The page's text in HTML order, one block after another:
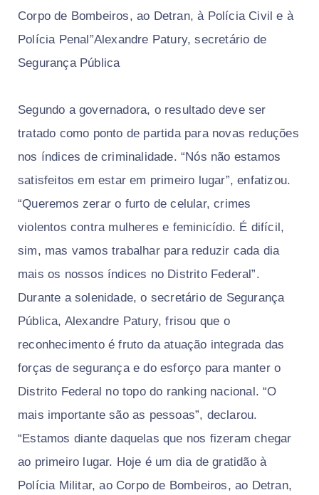
Corpo de Bombeiros, ao Detran, à Polícia Civil e à
Polícia Penal”Alexandre Patury, secretário de
Segurança Pública
Segundo a governadora, o resultado deve ser
tratado como ponto de partida para novas reduções
nos índices de criminalidade. “Nós não estamos
satisfeitos em estar em primeiro lugar”, enfatizou.
“Queremos zerar o furto de celular, crimes
violentos contra mulheres e feminicídio. É difícil,
sim, mas vamos trabalhar para reduzir cada dia
mais os nossos índices no Distrito Federal”.
Durante a solenidade, o secretário de Segurança
Pública, Alexandre Patury, frisou que o
reconhecimento é fruto da atuação integrada das
forças de segurança e do esforço para manter o
Distrito Federal no topo do ranking nacional. “O
mais importante são as pessoas”, declarou.
“Estamos diante daquelas que nos fizeram chegar
ao primeiro lugar. Hoje é um dia de gratidão à
Polícia Militar, ao Corpo de Bombeiros, ao Detran,